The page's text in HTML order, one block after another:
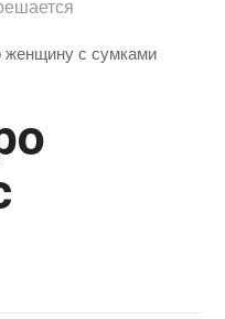
женщину с сумками